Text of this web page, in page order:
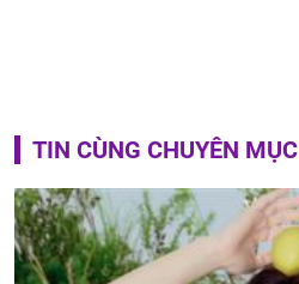
TIN CÙNG CHUYÊN MỤC